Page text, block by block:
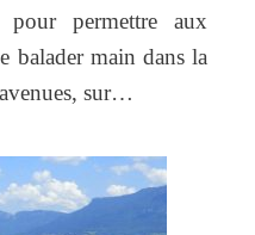
permettre aux
balader main dans la
sur…